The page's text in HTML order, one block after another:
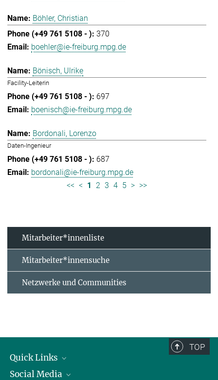
Böhler, Christian
370
boehler@ie-freiburg.mpg.de
Bönisch, Ulrike
Facility-Leiterin
697
boenisch@ie-freiburg.mpg.de
Bordonali, Lorenzo
Daten-Ingenieur
687
bordonali@ie-freiburg.mpg.de
<< < 1 2 3 4 5 > >>
Mitarbeiter*innenliste
Mitarbeiter*innensuche
Netzwerke und Communities
TOP
Quick Links
Forschungsgruppen
Social Media